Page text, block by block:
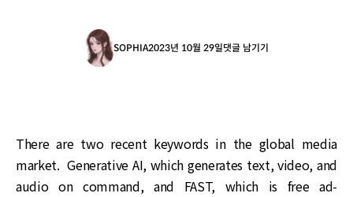
SOPHIA2023년 10월 29일댓글 남기기
There are two recent keywords in the global media
market. Generative AI, which generates text, video, and
audio on command, and FAST, which is free ad-